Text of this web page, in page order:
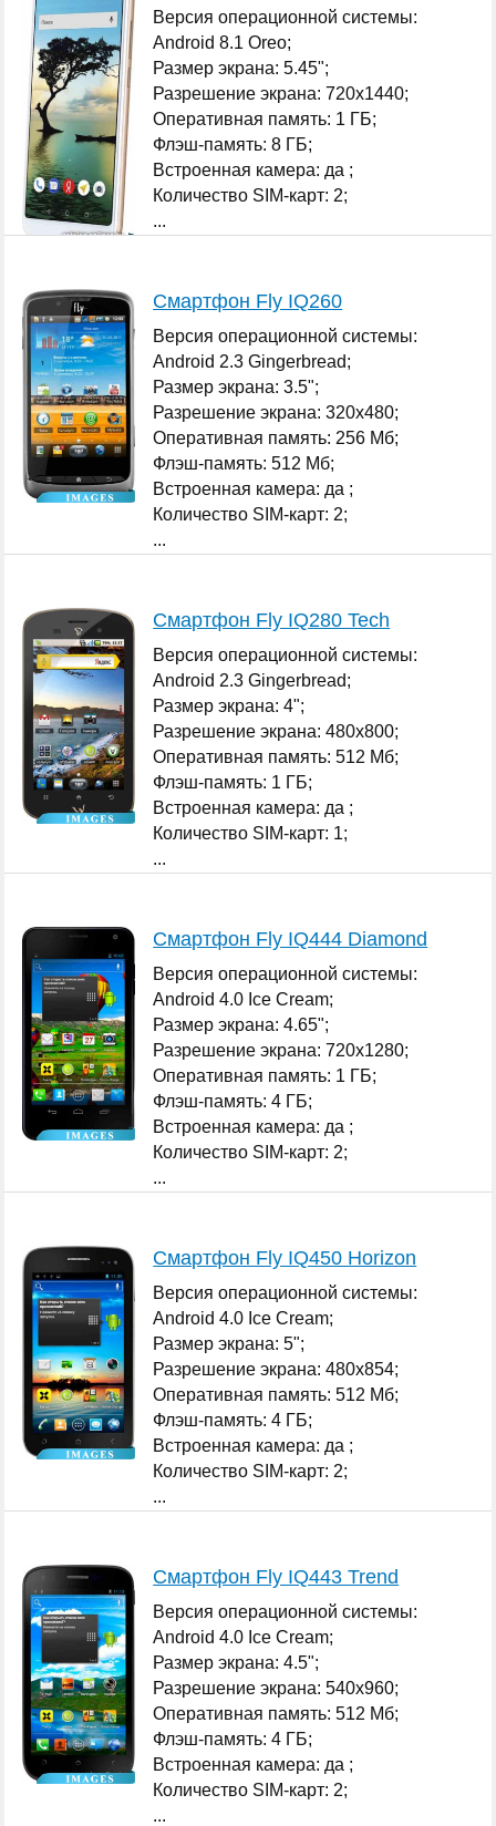
Версия операционной системы:
Android 8.1 Oreo;
Размер экрана: 5.45";
Разрешение экрана: 720x1440;
Оперативная память: 1 ГБ;
Флэш-память: 8 ГБ;
Встроенная камера: да ;
Количество SIM-карт: 2;
...
Смартфон Fly IQ260
Версия операционной системы:
Android 2.3 Gingerbread;
Размер экрана: 3.5";
Разрешение экрана: 320x480;
Оперативная память: 256 Мб;
Флэш-память: 512 Мб;
Встроенная камера: да ;
Количество SIM-карт: 2;
...
Смартфон Fly IQ280 Tech
Версия операционной системы:
Android 2.3 Gingerbread;
Размер экрана: 4";
Разрешение экрана: 480x800;
Оперативная память: 512 Мб;
Флэш-память: 1 ГБ;
Встроенная камера: да ;
Количество SIM-карт: 1;
...
Смартфон Fly IQ444 Diamond
Версия операционной системы:
Android 4.0 Ice Cream;
Размер экрана: 4.65";
Разрешение экрана: 720x1280;
Оперативная память: 1 ГБ;
Флэш-память: 4 ГБ;
Встроенная камера: да ;
Количество SIM-карт: 2;
...
Смартфон Fly IQ450 Horizon
Версия операционной системы:
Android 4.0 Ice Cream;
Размер экрана: 5";
Разрешение экрана: 480x854;
Оперативная память: 512 Мб;
Флэш-память: 4 ГБ;
Встроенная камера: да ;
Количество SIM-карт: 2;
...
Смартфон Fly IQ443 Trend
Версия операционной системы:
Android 4.0 Ice Cream;
Размер экрана: 4.5";
Разрешение экрана: 540x960;
Оперативная память: 512 Мб;
Флэш-память: 4 ГБ;
Встроенная камера: да ;
Количество SIM-карт: 2;
...